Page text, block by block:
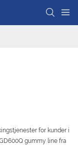
for kunder i
gummy line fra